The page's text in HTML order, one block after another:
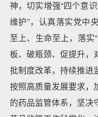
神，切实增强“四个意
维护”，认真落实党中
至上、生命至上，落实
板、破瓶颈、促提升，
批制度改革，持续推进
按照高质量发展要求，
的药品监管体系，坚决